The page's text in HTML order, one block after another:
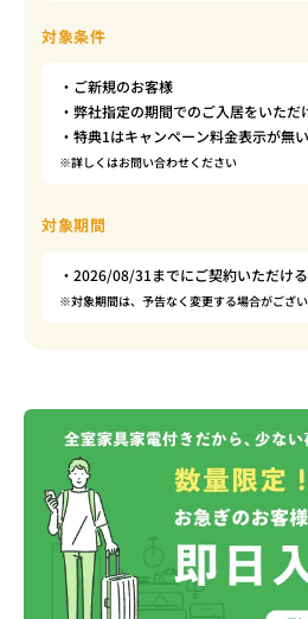
対象条件
・ご新規のお客様
・弊社指定の期間でのご入居をいただ
・特典1はキャンペーン料金表示が無
※詳しくはお問い合わせください
対象期間
・2026/08/31までにご契約いただけ
※対象期間は、予告なく変更する場合がござ